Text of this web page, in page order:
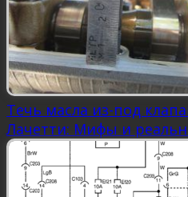
Течь масла из-под
Лачетти: Мифы и